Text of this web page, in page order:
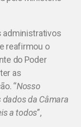
administrativos
reafirmou o
do Poder
as
“Nosso
da Câmara
a todos”,